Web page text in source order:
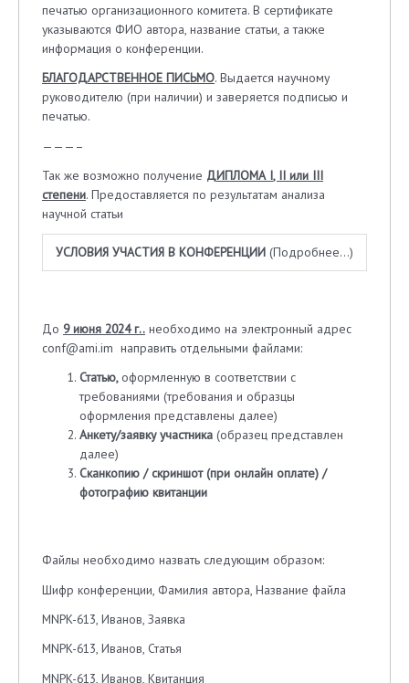
печатью организационного комитета. В сертификате
указываются ФИО автора, название статьи, а также
информация о конференции.
БЛАГОДАРСТВЕННОЕ ПИСЬМО. Выдается научному
руководителю (при наличии) и заверяется подписью и
печатью.
———–
Так же возможно получение ДИПЛОМА I, II или III
степени. Предоставляется по результатам анализа
научной статьи
УСЛОВИЯ УЧАСТИЯ В КОНФЕРЕНЦИИ(Подробнее…)
До 9 июня 2024 г.. необходимо на электронный адрес
conf@ami.im направить отдельными файлами:
Статью, оформленную в соответствии с
требованиями (требования и образцы
оформления представлены далее)
Анкету/заявку участника(образец представлен
далее)
Сканкопию / скриншот (при онлайн оплате) /
фотографию квитанции
Файлы необходимо назвать следующим образом:
Шифр конференции, Фамилия автора, Название файла
MNPK-613, Иванов, Заявка
MNPK-613, Иванов, Статья
MNPK-613, Иванов, Квитанция